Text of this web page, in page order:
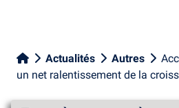
Actualités Autres
un net ralentissement de la